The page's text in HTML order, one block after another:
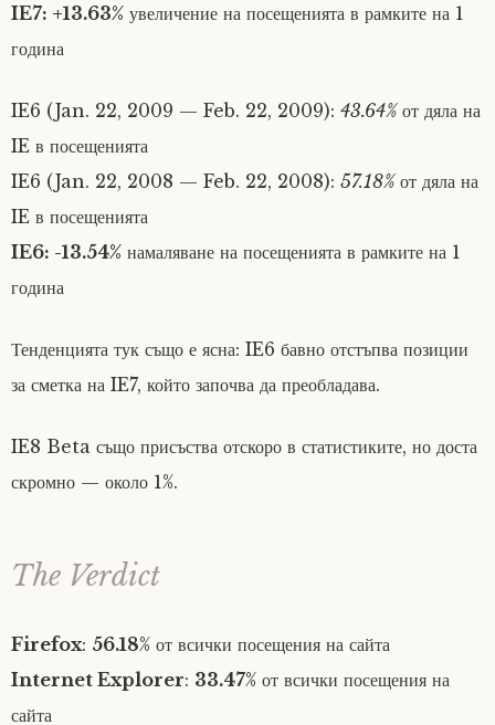
IE7: +13.63% увеличение на посещенията в рамките на 1
година
IE6 (Jan. 22, 2009 — Feb. 22, 2009): 43.64%от дяла на
IE в посещенията
IE6 (Jan. 22, 2008 — Feb. 22, 2008): 57.18%от дяла на
IE в посещенията
IE6: -13.54% намаляване на посещенията в рамките на 1
година
Тенденцията тук също е ясна: IE6 бавно отстъпва позиции
за сметка на IE7, който започва да преобладава.
IE8 Beta също присъства отскоро в статистиките, но доста
скромно — около 1%.
The Verdict
Firefox: 56.18% от всички посещения на сайта
Internet Explorer: 33.47% от всички посещения на
сайта